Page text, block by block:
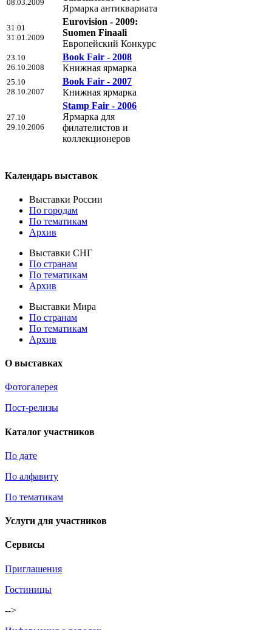
08.03.2009
Ярмарка антиквариата
31.01
31.01.2009
Eurovision - 2009:
Suomen Finaali
Европейский Конкурс
23.10
26.10.2008
Book Fair - 2008
Книжная ярмарка
25.10
28.10.2007
Book Fair - 2007
Книжная ярмарка
27.10
29.10.2006
Stamp Fair - 2006
Ярмарка для
филателистов и
коллекционеров
Календарь выставок
Выставки России
По городам
По тематикам
Архив
Выставки СНГ
По странам
По тематикам
Архив
Выставки Мира
По странам
По тематикам
Архив
О выставках
Фотогалерея
Пост-релизы
Каталог участников
По дате
По алфавиту
По тематикам
Услуги для участников
Сервисы
Приглашения
Гостиницы
-->